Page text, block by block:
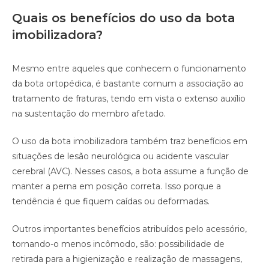
Quais os benefícios do uso da bota
imobilizadora?
Mesmo entre aqueles que conhecem o funcionamento
da bota ortopédica, é bastante comum a associação ao
tratamento de fraturas, tendo em vista o extenso auxílio
na sustentação do membro afetado.
O uso da bota imobilizadora também traz benefícios em
situações de lesão neurológica ou acidente vascular
cerebral (AVC). Nesses casos, a bota assume a função de
manter a perna em posição correta. Isso porque a
tendência é que fiquem caídas ou deformadas.
Outros importantes benefícios atribuídos pelo acessório,
tornando-o menos incômodo, são: possibilidade de
retirada para a higienização e realização de massagens,